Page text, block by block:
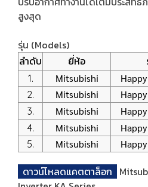
สูงสุด
รุ่น (Models)
ลำดับ
ยี่ห้อ
1. Mitsubishi
2. Mitsubishi
3. Mitsubishi
4. Mitsubishi
5. Mitsubishi
ดาวน์โหลดแคตตาล็อก